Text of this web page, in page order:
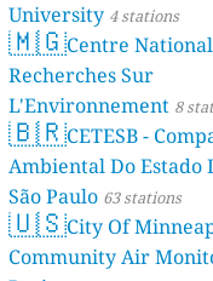
University 4 stations
🇲🇬Centre
Recherches Sur
L'Environnement 8
🇧🇷CETESB -
Ambiental Do Estado
São Paulo 63 stations
🇺🇸City Of
Community Air